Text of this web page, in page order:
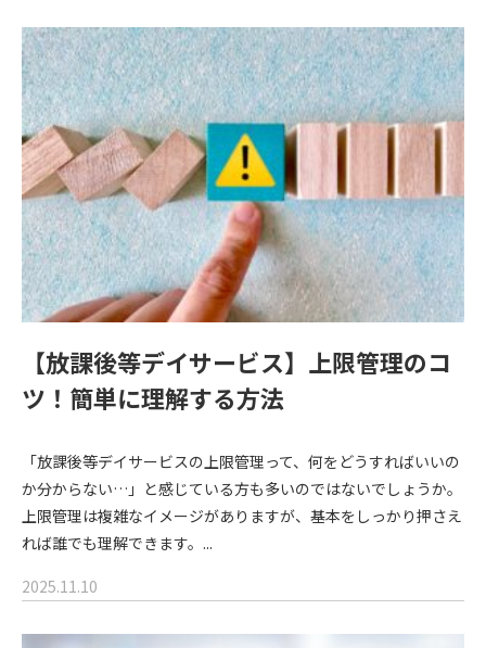
【放課後等デイサービス】上限管理のコ
ツ！簡単に理解する方法
「放課後等デイサービスの上限管理って、何をどうすればいいの
か分からない…」と感じている方も多いのではないでしょうか。
上限管理は複雑なイメージがありますが、基本をしっかり押さえ
れば誰でも理解できます。...
2025.11.10